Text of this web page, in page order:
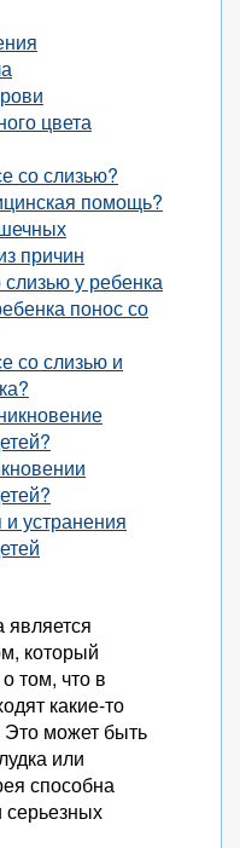
цвета
со слизью?
помощь?
причин
у ребенка
понос со
со слизью и
устранения
является
который
том, что в
какие-то
Это может быть
или
способна
серьезных